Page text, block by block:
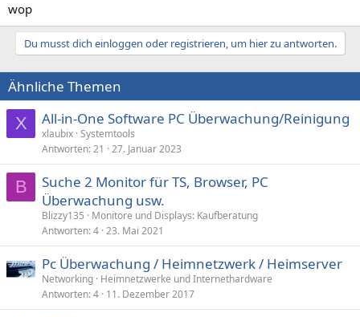
wop
Du musst dich einloggen oder registrieren, um hier zu antworten.
Ähnliche Themen
X All-in-One Software PC Überwachung/Reinigung
xlaubix Systemtools
Antworten 21 27. Januar 2023
B
Suche 2 Monitor für TS, Browser, PC
Überwachung usw.
Blizzy135
Monitore und Displays: Kaufberatung
Antworten 4 23. Mai 2021
Pc Überwachung / Heimnetzwerk / Heimserver
Networking Heimnetzwerke und Internethardware
Antworten 4 11. Dezember 2017